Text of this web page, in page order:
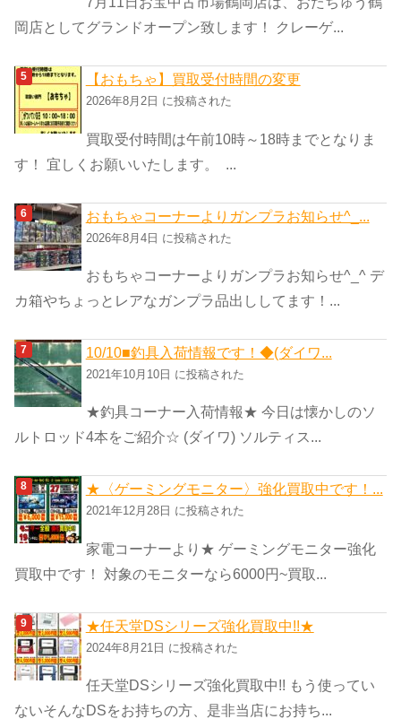
岡店としてグランドオープン致します！ クレーゲ...
【おもちゃ】買取受付時間の変更
2026年8月2日 に投稿された
買取受付時間は午前10時～18時までとなりま
す！ 宜しくお願いいたします。 ...
おもちゃコーナーよりガンプラお知らせ^_...
2026年8月4日 に投稿された
おもちゃコーナーよりガンプラお知らせ^_^ デ
カ箱やちょっとレアなガンプラ品出ししてます！...
10/10■釣具入荷情報です！◆(ダイワ...
2021年10月10日 に投稿された
★釣具コーナー入荷情報★ 今日は懐かしのソ
ルトロッド4本をご紹介☆ (ダイワ) ソルティス...
★〈ゲーミングモニター〉強化買取中です！...
2021年12月28日 に投稿された
家電コーナーより★ ゲーミングモニター強化
買取中です！ 対象のモニターなら6000円~買取...
★任天堂DSシリーズ強化買取中!!★
2024年8月21日 に投稿された
任天堂DSシリーズ強化買取中!! もう使ってい
ないそんなDSをお持ちの方、是非当店にお持ち...